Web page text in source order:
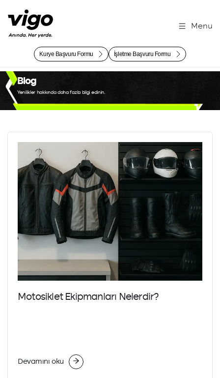
Menu
Kurye Başvuru Formu İşletme Başvuru Formu
Blog
Yenilikler hakkında daha fazla bilgi edinin.
Motosiklet Ekipmanları Nelerdir?
Devamını oku